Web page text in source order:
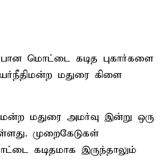
மொட்டை கடித புகார்களை
மதுரை கிளை
மதுரை அமர்வு இன்று ஒரு
முறைகேடுகள்
கடிதமாக இருந்தாலும்